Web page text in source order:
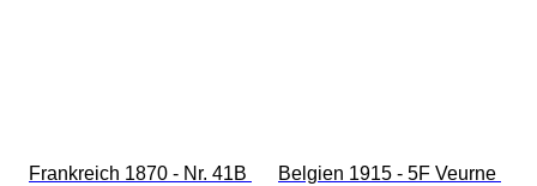
Frankreich 1870 - Nr. 41B
Belgien 1915 - 5F Veurne